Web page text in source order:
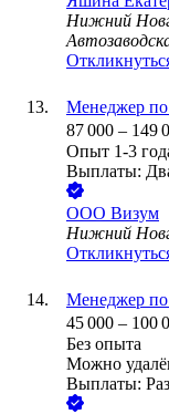
Нижний
Менеджер
87 000 – 149
Опыт 1-3
Выплаты:
ООО Визум
Нижний
Менеджер по
45 000 – 100
Без опыта
Можно
Выплаты: